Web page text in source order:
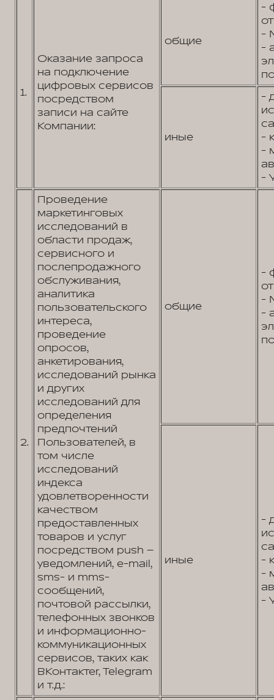
1.
Оказание запроса
на подключение
цифровых сервисов
посредством
записи на сайте
Компании:
общие
-
-
-
иные
-
-
-
-
2.
Проведение
маркетинговых
исследований в
области продаж,
сервисного и
послепродажного
обслуживания,
аналитика
пользовательского
интереса,
проведение
опросов,
анкетирования,
исследований рынка
и других
исследований для
определения
предпочтений
Пользователей, в
том числе
исследований
индекса
удовлетворенности
качеством
предоставленных
товаров и услуг
посредством push –
уведомлений, e-mail,
sms- и mms-
сообщений,
почтовой рассылки,
телефонных звонков
и информационно-
коммуникационных
сервисов, таких как
ВКонтактеr, Telegram
и т.д.:
общие
-
-
-
иные
-
-
-
-